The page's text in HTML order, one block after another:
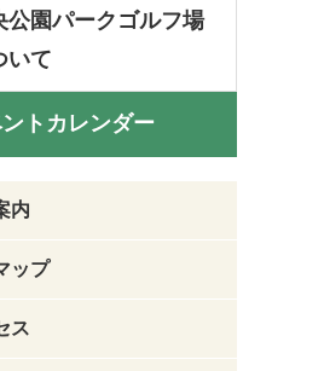
公園パークゴルフ場
いて
トカレンダー
内
ップ
ス